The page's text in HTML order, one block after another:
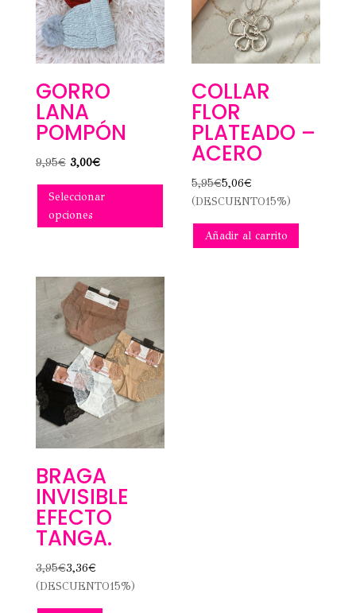
GORRO
LANA
POMPÓN
9,95€ El
original
era:
3,00€El
actual
Seleccionar
opciones
producto
múltiples
en
la
página
producto
COLLAR
FLOR
PLATEADO –
ACERO
5,95€5,06€
(DESCUENTO15%)
Añadir al carrito
BRAGA
INVISIBLE
EFECTO
TANGA.
3,95€3,36€
(DESCUENTO15%)